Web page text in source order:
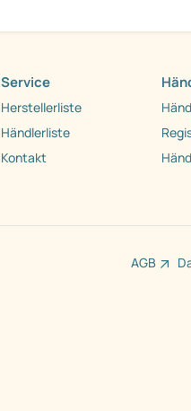
Service
Herstellerliste
Händlerliste
Kontakt
AGB